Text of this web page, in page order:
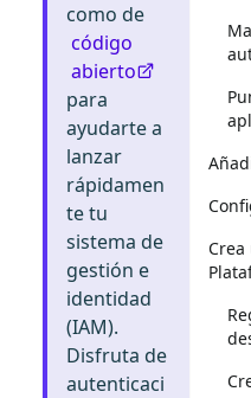
como de
código
abierto
para
ayudarte a
lanzar
rápidamen
te tu
sistema de
gestión e
identidad
(IAM).
Disfruta de
autenticaci